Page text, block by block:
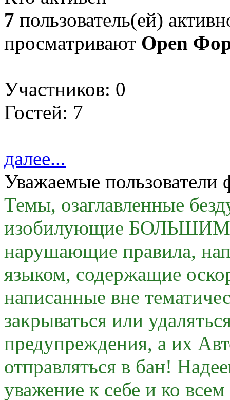
7 пользователь(ей)
просматривают Open
Участников: 0
Гостей: 7
далее...
Уважаемые
Темы, озаглавленные
изобилующие
нарушающие правила,
языком, содержащие
написанные вне
закрываться или
предупреждения, а их
отправляться в бан!
уважение к себе и ко